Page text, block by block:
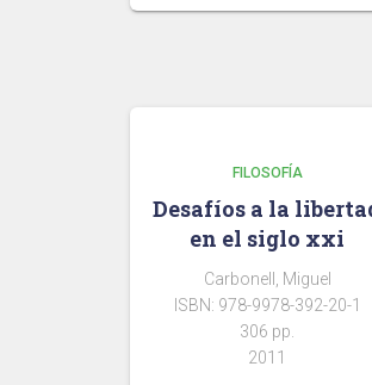
FILOSOFÍA
Desafíos a la
en el siglo xxi
Carbonell, Miguel
ISBN: 978-9978-392-20-1
306 pp.
2011